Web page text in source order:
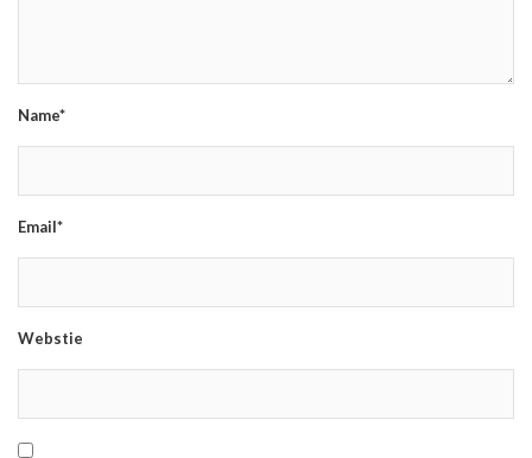
Name*
Email*
Webstie